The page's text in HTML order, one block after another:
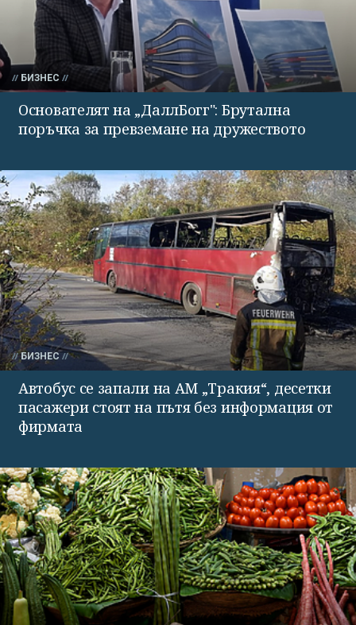
БИЗНЕС
Основателят на „ДаллБогг": Брутална
поръчка за превземане на дружеството
БИЗНЕС
Автобус се запали на АМ „Тракия“, десетки
пасажери стоят на пътя без информация от
фирмата